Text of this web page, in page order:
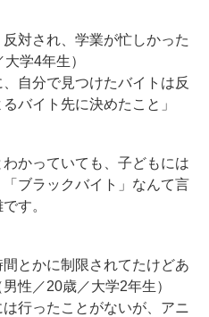
対され、学業が忙しかった
学4年生）
自分で見つけたバイトは反
バイト先に決めたこと」
かっていても、子どもには
ブラックバイト」なんて言
す。
とかに制限されてたけどあ
性／20歳／大学2年生）
行ったことがないが、アニ